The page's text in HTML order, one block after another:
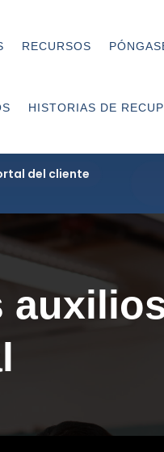
RECURSOS
HISTORIAS DE
del cliente